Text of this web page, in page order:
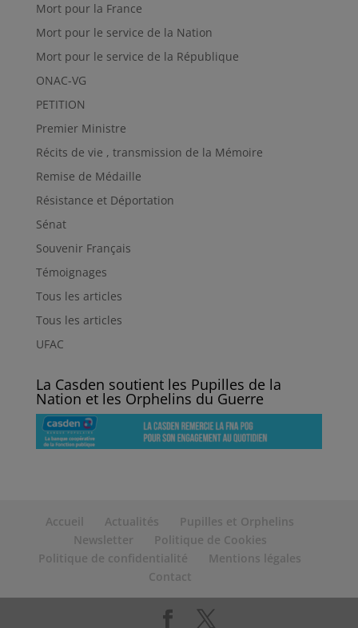
Mort pour la France
Mort pour le service de la Nation
Mort pour le service de la République
ONAC-VG
PETITION
Premier Ministre
Récits de vie , transmission de la Mémoire
Remise de Médaille
Résistance et Déportation
Sénat
Souvenir Français
Témoignages
Tous les articles
Tous les articles
UFAC
La Casden soutient les Pupilles de la
Nation et les Orphelins du Guerre
Accueil Actualités
Pupilles et Orphelins
Newsletter
Politique de Cookies
Politique de confidentialité
Mentions légales
Contact